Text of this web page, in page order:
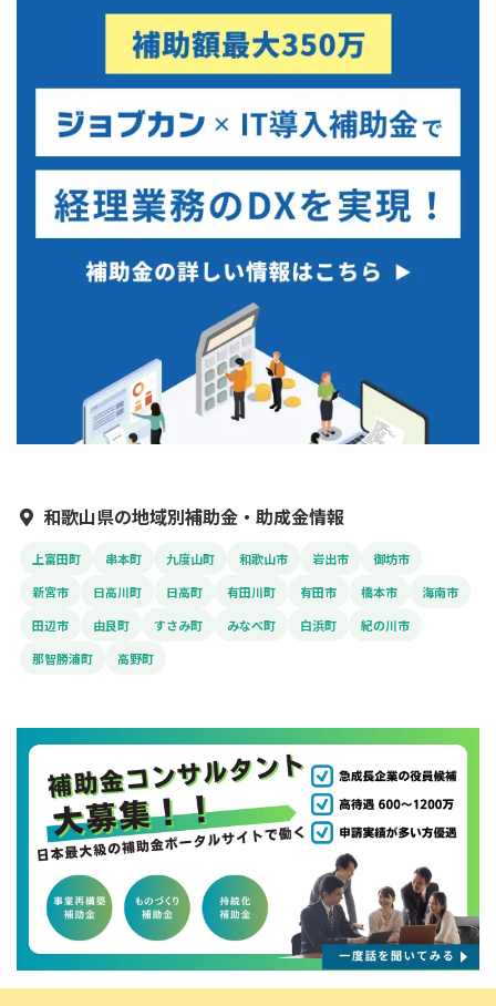
和歌山県の地域別補助金・助成金情報
上富田町 串本町 九度山町 和歌山市 岩出市
御坊市
新宮市
日高川町 日高町 有田川町 有田市 橋本市
海南市
田辺市
由良町 すさみ町 みなべ町 白浜町
紀の川市
那智勝浦町
高野町